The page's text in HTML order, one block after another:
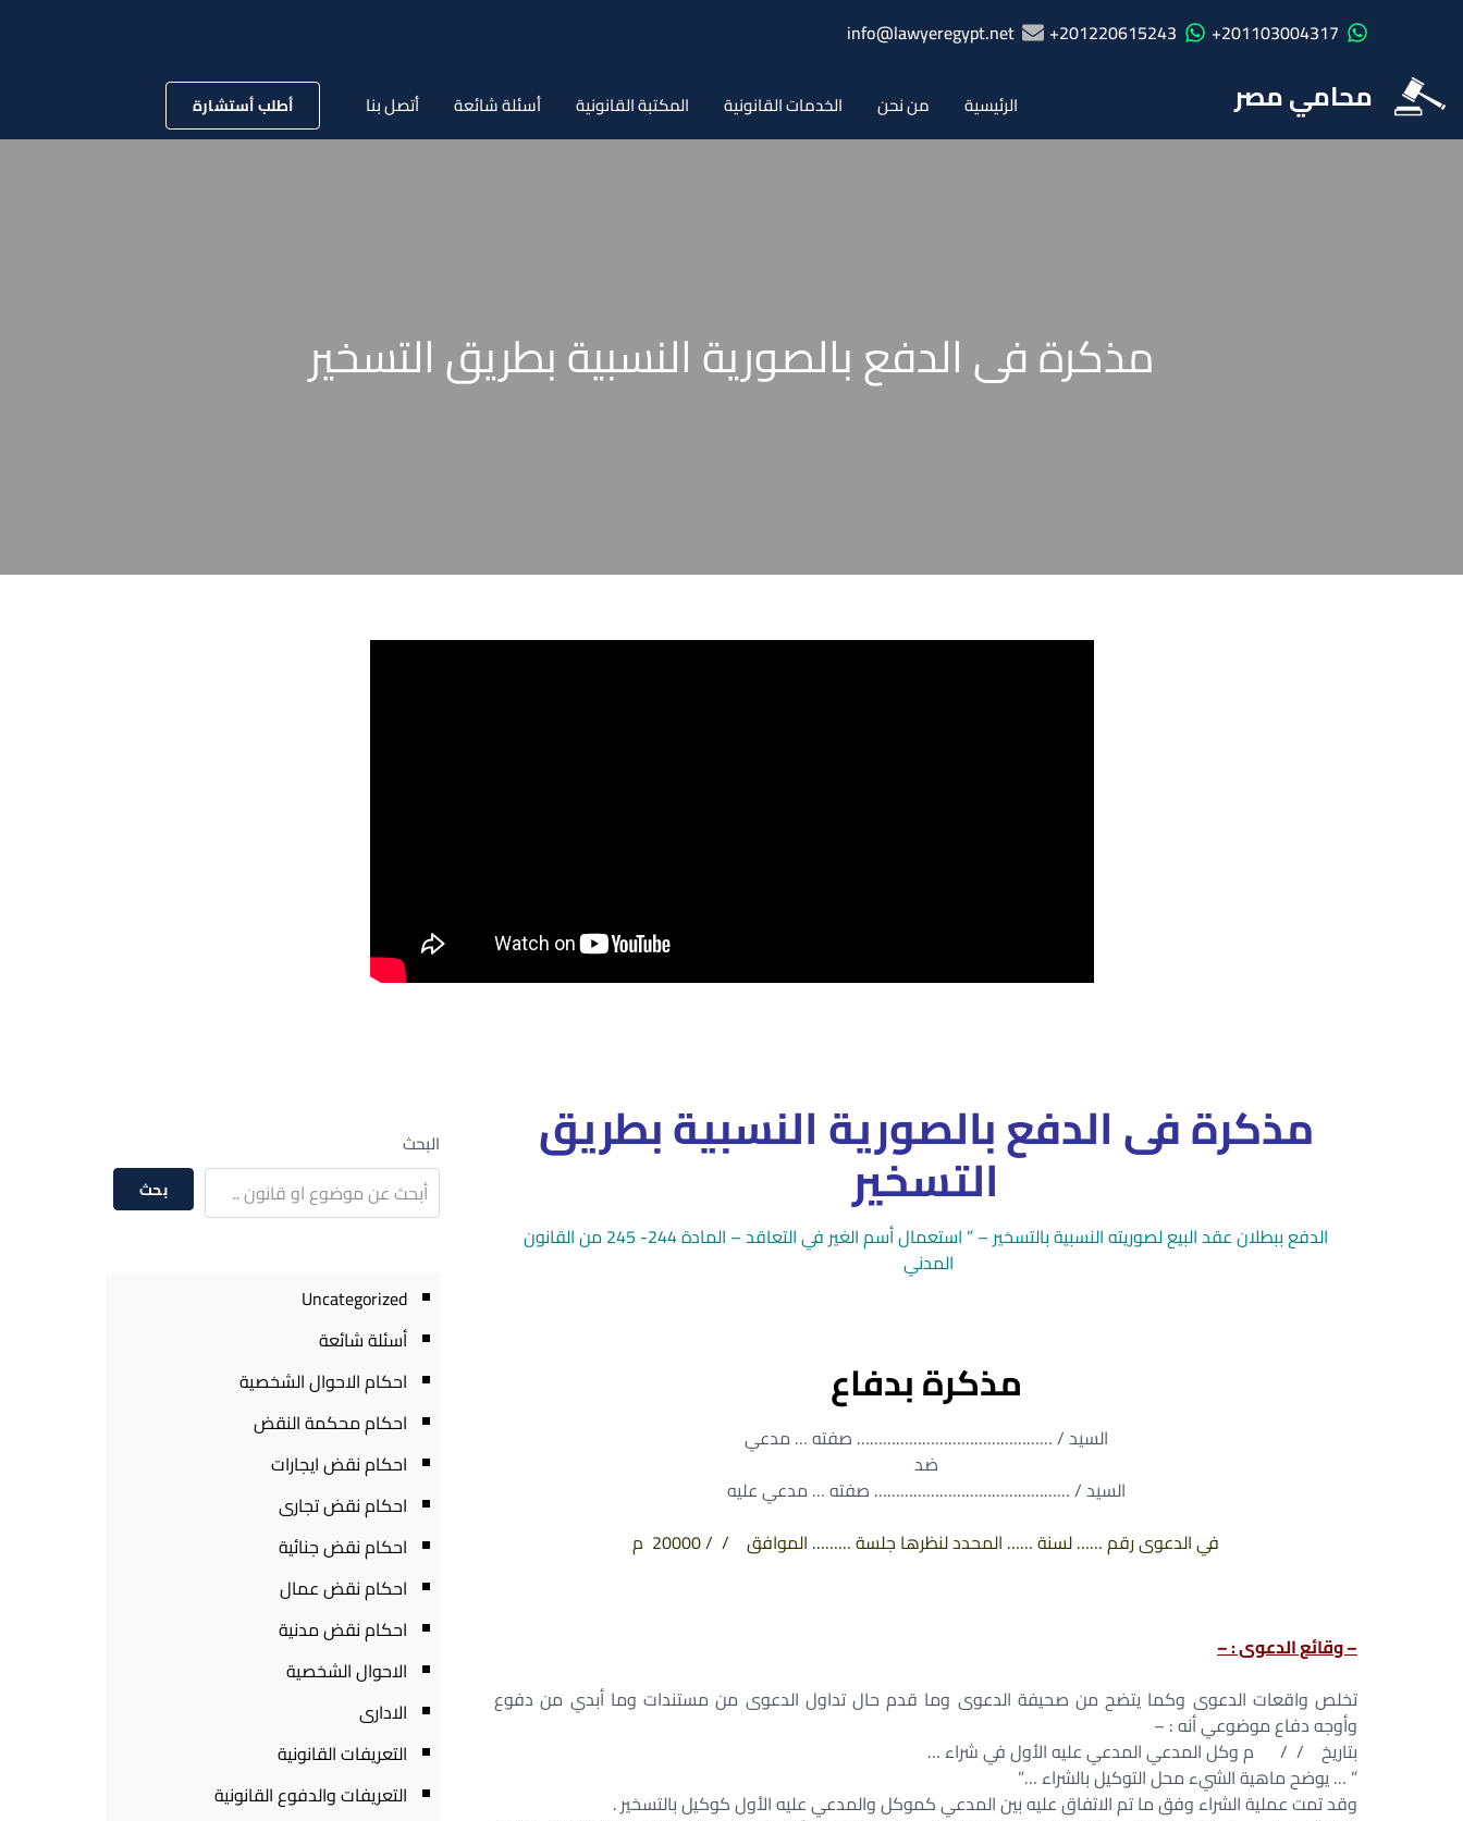
201103004317+
201220615243+
info@lawyeregypt.net
محامي مصر الرئيسية من نحن الخدمات القانونية المكتبة القانونية أسئلة شائعة أتصل بنا أطلب أستشارة
مذكرة فى الدفع بالصورية النسبية بطريق التسخير
مذكرة فى الدفع بالصورية النسبية بطريق
التسخير
الدفع ببطلان عقد البيع لصوريته النسبية بالتسخير – ” استعمال أسم الغير في التعاقد – المادة 244- 245 من القانون
المدني
مذكرة بدفاع
السيد / ……………………………………… صفته … مدعي
ضد
السيد / ……………………………………… صفته … مدعي عليه
في الدعوى رقم …… لسنة …… المحدد لنظرها جلسة ……… الموافق / / 20000 م
– وقائع الدعوى : –
تخلص واقعات الدعوى وكما يتضح من صحيفة الدعوى وما قدم حال تداول الدعوى من مستندات وما أبدي من دفوع
وأوجه دفاع موضوعي أنه : –
بتاريخ / / م وكل المدعي المدعي عليه الأول في شراء …
” … يوضح ماهية الشيء محل التوكيل بالشراء …”
وقد تمت عملية الشراء وفق ما تم الاتفاق عليه بين المدعي كموكل والمدعي عليه الأول كوكيل بالتسخير .
البحث
بحث
Uncategorized
أسئلة شائعة
احكام الاحوال الشخصية
احكام محكمة النقض
احكام نقض ايجارات
احكام نقض تجارى
احكام نقض جنائية
احكام نقض عمال
احكام نقض مدنية
الاحوال الشخصية
الادارى
التعريفات القانونية
التعريفات والدفوع القانونية